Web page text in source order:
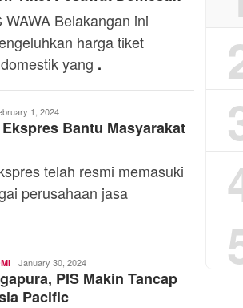
Belakangan ini
harga tiket
yang .
1, 2024
Bantu Masyarakat
telah resmi memasuki
perusahaan jasa
Andi
Mardana
January 30, 2024
PIS Makin Tancap
Pacific